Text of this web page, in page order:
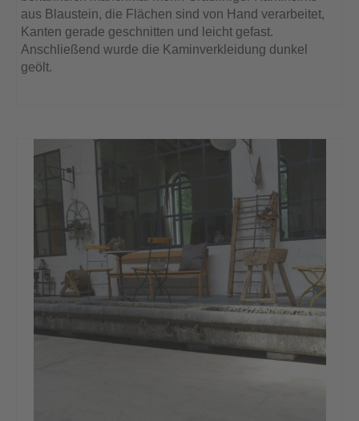
aus Blaustein, die Flächen sind von Hand verarbeitet,
Kanten gerade geschnitten und leicht gefast.
Anschließend wurde die Kaminverkleidung dunkel
geölt.